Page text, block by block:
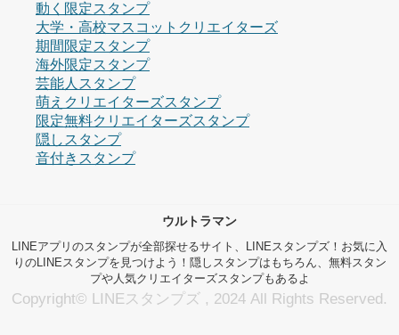
動く限定スタンプ
大学・高校マスコットクリエイターズ
期間限定スタンプ
海外限定スタンプ
芸能人スタンプ
萌えクリエイターズスタンプ
限定無料クリエイターズスタンプ
隠しスタンプ
音付きスタンプ
ウルトラマン
LINEアプリのスタンプが全部探せるサイト、LINEスタンプズ！お気に入
りのLINEスタンプを見つけよう！隠しスタンプはもちろん、無料スタン
プや人気クリエイターズスタンプもあるよ
Copyright© LINEスタンプズ , 2024 All Rights Reserved.